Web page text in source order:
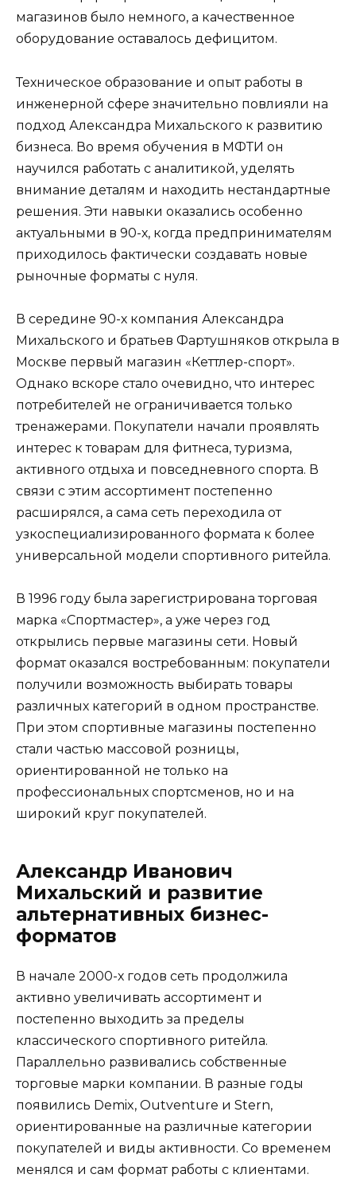
магазинов было немного, а качественное
оборудование оставалось дефицитом.
Техническое образование и опыт работы в
инженерной сфере значительно повлияли на
подход Александра Михальского к развитию
бизнеса. Во время обучения в МФТИ он
научился работать с аналитикой, уделять
внимание деталям и находить нестандартные
решения. Эти навыки оказались особенно
актуальными в 90-х, когда предпринимателям
приходилось фактически создавать новые
рыночные форматы с нуля.
В середине 90-х компания Александра
Михальского и братьев Фартушняков открыла в
Москве первый магазин «Кеттлер-спорт».
Однако вскоре стало очевидно, что интерес
потребителей не ограничивается только
тренажерами. Покупатели начали проявлять
интерес к товарам для фитнеса, туризма,
активного отдыха и повседневного спорта. В
связи с этим ассортимент постепенно
расширялся, а сама сеть переходила от
узкоспециализированного формата к более
универсальной модели спортивного ритейла.
В 1996 году была зарегистрирована торговая
марка «Спортмастер», а уже через год
открылись первые магазины сети. Новый
формат оказался востребованным: покупатели
получили возможность выбирать товары
различных категорий в одном пространстве.
При этом спортивные магазины постепенно
стали частью массовой розницы,
ориентированной не только на
профессиональных спортсменов, но и на
широкий круг покупателей.
Александр Иванович
Михальский и развитие
альтернативных бизнес-
форматов
В начале 2000-х годов сеть продолжила
активно увеличивать ассортимент и
постепенно выходить за пределы
классического спортивного ритейла.
Параллельно развивались собственные
торговые марки компании. В разные годы
появились Demix, Outventure и Stern,
ориентированные на различные категории
покупателей и виды активности. Со временем
менялся и сам формат работы с клиентами.